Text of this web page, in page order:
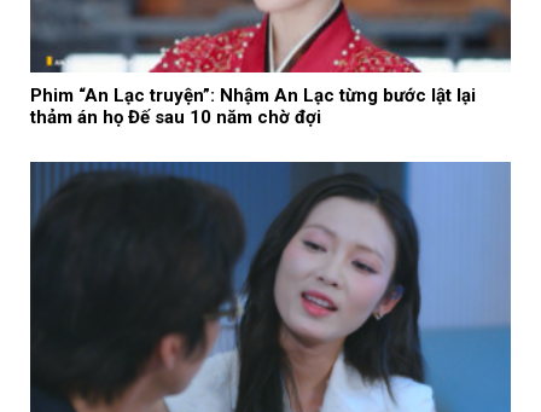
Phim “An Lạc truyện”: Nhậm An Lạc từng bước lật lại
thảm án họ Đế sau 10 năm chờ đợi